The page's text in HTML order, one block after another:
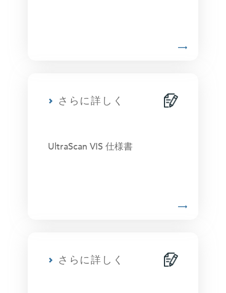
さらに詳しく
UltraScan VIS 仕様書
さらに詳しく